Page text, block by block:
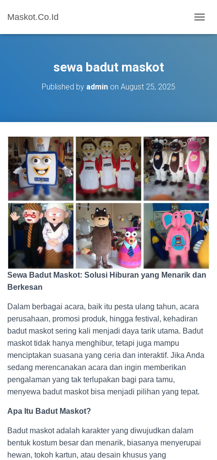
Maskot.Co.Id
O
T
I
O
N
sewa badut maskot
Published by admin on August 25, 2025
Sewa Badut Maskot: Solusi Hiburan yang Menarik dan
Berkesan
Dalam berbagai acara, baik itu pesta ulang tahun, acara
perusahaan, promosi produk, hingga festival, kehadiran
badut maskot sering kali menjadi daya tarik utama. Badut
maskot tidak hanya menghibur, tetapi juga mampu
menciptakan suasana yang ceria dan interaktif. Jika Anda
sedang merencanakan acara dan ingin memberikan
pengalaman yang tak terlupakan bagi para tamu,
menyewa badut maskot bisa menjadi pilihan yang tepat.
Apa Itu Badut Maskot?
Badut maskot adalah karakter yang diwujudkan dalam
bentuk kostum besar dan menarik, biasanya menyerupai
hewan, tokoh kartun, atau desain khusus yang